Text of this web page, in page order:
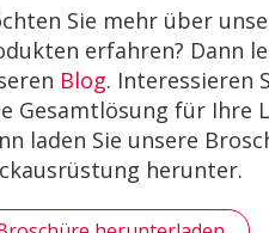
Sie mehr über
erfahren? Dann
Blog. Interessieren
Gesamtlösung für Ihre
laden Sie unsere
herunter.